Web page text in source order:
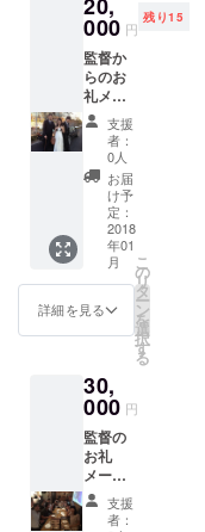
マDVD2
プレゼ
ント 主
演俳
優、
SADA
のレア
ものCD
アルバ
ム8曲入
000 円
残り15
監督か
らのお
礼メー
ル 監
督、好
きな主
演女優
俳優の
サイン
エンド
ロール
クレ
ジット
監督の
作詞作
曲2曲入
ニメ、
ハン
ターハ
ンター
のキル
ア役の
声優、
三橋加
支援
者：
0人
お届
け予
定：
2018
年01
月
詳細を見る
こ
の
リ
タ
ー
ン
を
選
択
す
る
30,
000 円
監督の
お礼
メール
監督、
好きな
支援
者：